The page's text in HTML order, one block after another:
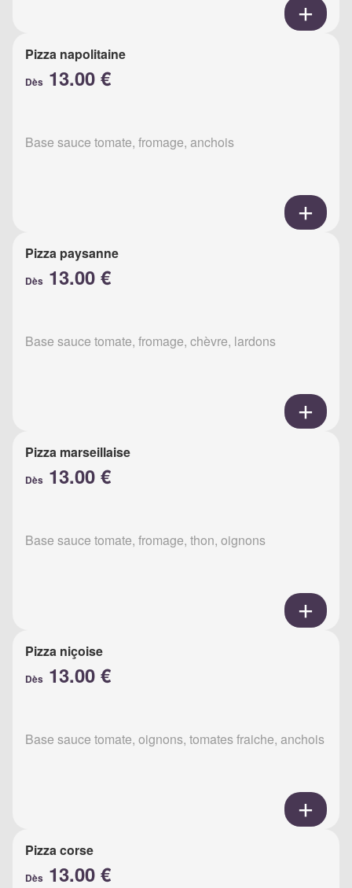
Pizza napolitaine
Dès 13.00 €
Base sauce tomate, fromage, anchois
Pizza paysanne
Dès 13.00 €
Base sauce tomate, fromage, chèvre, lardons
Pizza marseillaise
Dès 13.00 €
Base sauce tomate, fromage, thon, oignons
Pizza niçoise
Dès 13.00 €
Base sauce tomate, oignons, tomates fraiche, anchois
Pizza corse
Dès 13.00 €